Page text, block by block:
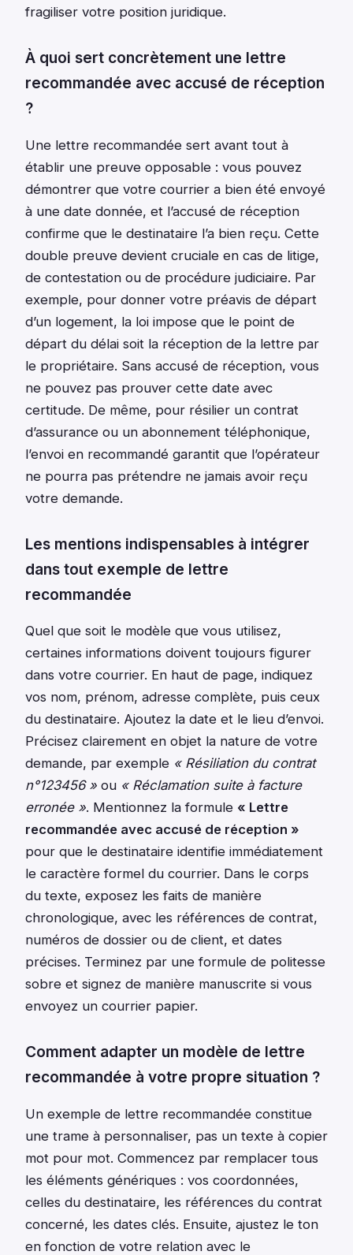
fragiliser votre position juridique.
À quoi sert concrètement une lettre
recommandée avec accusé de réception
?
Une lettre recommandée sert avant tout à
établir une preuve opposable : vous pouvez
démontrer que votre courrier a bien été envoyé
à une date donnée, et l’accusé de réception
confirme que le destinataire l’a bien reçu. Cette
double preuve devient cruciale en cas de litige,
de contestation ou de procédure judiciaire. Par
exemple, pour donner votre préavis de départ
d’un logement, la loi impose que le point de
départ du délai soit la réception de la lettre par
le propriétaire. Sans accusé de réception, vous
ne pouvez pas prouver cette date avec
certitude. De même, pour résilier un contrat
d’assurance ou un abonnement téléphonique,
l’envoi en recommandé garantit que l’opérateur
ne pourra pas prétendre ne jamais avoir reçu
votre demande.
Les mentions indispensables à intégrer
dans tout exemple de lettre
recommandée
Quel que soit le modèle que vous utilisez,
certaines informations doivent toujours figurer
dans votre courrier. En haut de page, indiquez
vos nom, prénom, adresse complète, puis ceux
du destinataire. Ajoutez la date et le lieu d’envoi.
Précisez clairement en objet la nature de votre
demande, par exemple « Résiliation du contrat
n°123456 » ou « Réclamation suite à facture
erronée ». Mentionnez la formule « Lettre
recommandée avec accusé de réception »
pour que le destinataire identifie immédiatement
le caractère formel du courrier. Dans le corps
du texte, exposez les faits de manière
chronologique, avec les références de contrat,
numéros de dossier ou de client, et dates
précises. Terminez par une formule de politesse
sobre et signez de manière manuscrite si vous
envoyez un courrier papier.
Comment adapter un modèle de lettre
recommandée à votre propre situation ?
Un exemple de lettre recommandée constitue
une trame à personnaliser, pas un texte à copier
mot pour mot. Commencez par remplacer tous
les éléments génériques : vos coordonnées,
celles du destinataire, les références du contrat
concerné, les dates clés. Ensuite, ajustez le ton
en fonction de votre relation avec le